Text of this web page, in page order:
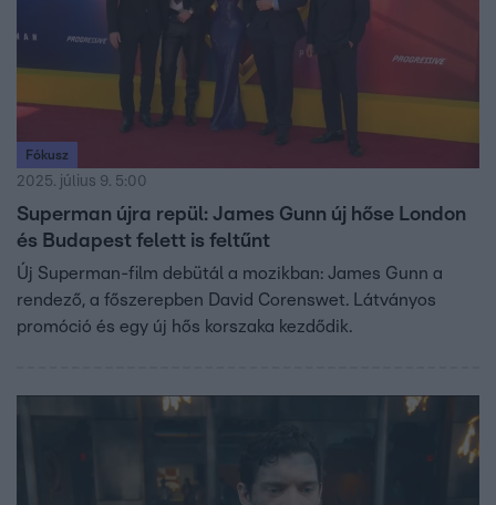
Fókusz
2025. július 9. 5:00
Superman újra repül: James Gunn új hőse London
és Budapest felett is feltűnt
Új Superman-film debütál a mozikban: James Gunn a
rendező, a főszerepben David Corenswet. Látványos
promóció és egy új hős korszaka kezdődik.